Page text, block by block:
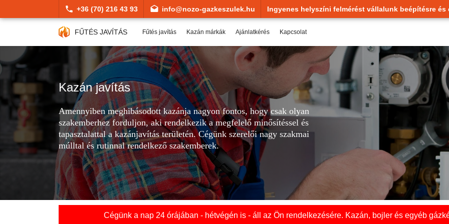
+36 (70) 216 43 93 info@nozo-gazkeszulek.hu Ingyenes helyszíni felmérést vállalunk beépítésre és
FŰTÉS JAVÍTÁS Fűtés javítás Kazán márkák Ajánlatkérés Kapcsolat
Kazán javítás
Amennyiben meghibásodott kazánja nagyon fontos, hogy csak olyan
szakemberhez forduljon, aki rendelkezik a megfelelő minősítéssel és
tapasztalattal a kazánjavítás területén. Cégünk szerelői nagy szakmai
múlltal és rutinnal rendelkező szakemberek.
Cégünk a nap 24 órájában - hétvégén is - áll az Ön rendelkezésére. Kazán, bojler és egyéb